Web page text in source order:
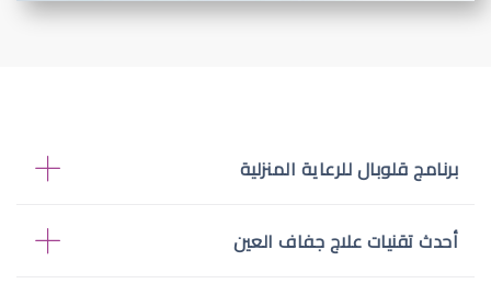
برنامج قلوبال للرعاية المنزلية
أحدث تقنيات علاج جفاف العين